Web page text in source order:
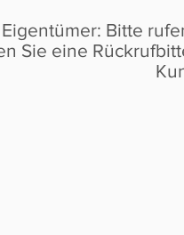
Bitte
Sie eine